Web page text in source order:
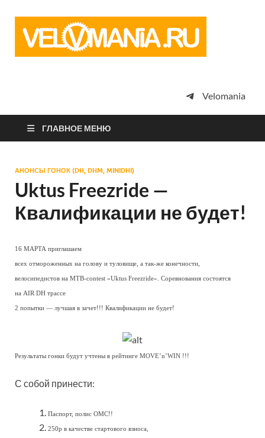
просто
Velomania
ГЛАВНОЕ МЕНЮ
АНОНСЫ ГОНОК (DH, DHM, MINIDHI)
Uktus Freezride —
Квалификации не будет!
16 МАРТА приглашаем
всех отмороженных на голову и туловище, а так-же конечности,
велосипедистов на MTB-contest «Uktus Freezride». Соревнования состоятся
на AIR DH трассе
2 попытки — лучшая в зачет!!! Квалификации не будет!
Результаты гонки будут учтены в рейтинге MOVE’n’WIN !!!
С собой принести:
Паспорт, полис ОМС!!
250р в качестве стартового взноса,